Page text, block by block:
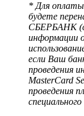
* Для
будете
СБЕРБАНК
информации
если Ваш
проведения
MasterCard
проведения